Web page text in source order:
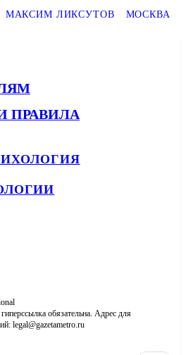
МАКСИМ ЛИКСУТОВ МОСКВА
ПРАВИЛА
обязательна. Адрес для